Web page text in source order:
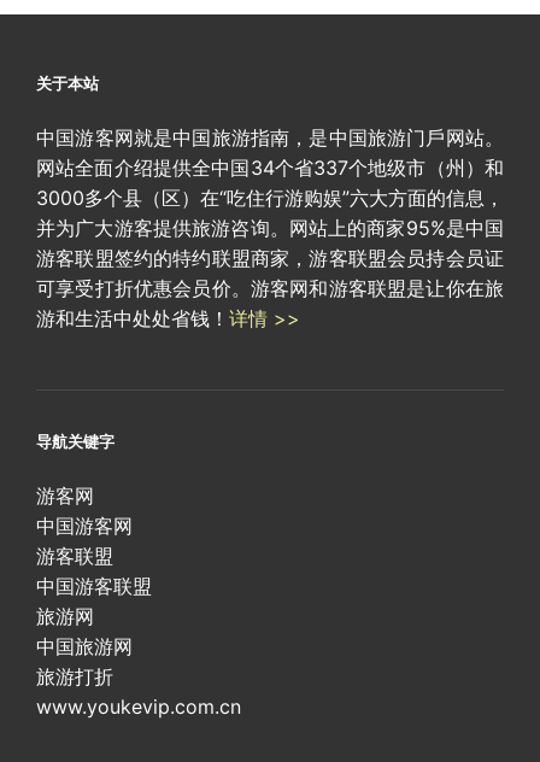
关于本站
中国游客网就是中国旅游指南，是中国旅游门戶网站。
网站全面介绍提供全中国34个省337个地级市（州）和
3000多个县（区）在“吃住行游购娱”六大方面的信息，
并为广大游客提供旅游咨询。网站上的商家95%是中国
游客联盟签约的特约联盟商家，游客联盟会员持会员证
可享受打折优惠会员价。游客网和游客联盟是让你在旅
游和生活中处处省钱！ 详情 >>
导航关键字
游客网
中国游客网
游客联盟
中国游客联盟
旅游网
中国旅游网
旅游打折
www.youkevip.com.cn